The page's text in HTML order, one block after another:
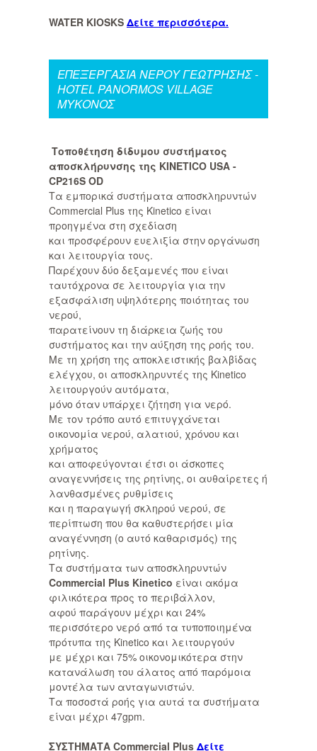
WATER KIOSKS Δείτε περισσότερα.
ΕΠΕΞΕΡΓΑΣΙΑ ΝΕΡΟΥ ΓΕΩΤΡΗΣΗΣ -
HOTEL PANORMOS VILLAGE
ΜΥΚΟΝΟΣ
Τοποθέτηση δίδυμου συστήματος
αποσκλήρυνσης της ΚINETICO USA -
CP216S OD
Τα εμπορικά συστήματα αποσκληρυντών
Commercial Plus της Kinetico είναι
προηγμένα στη σχεδίαση
και προσφέρουν ευελιξία στην οργάνωση
και λειτουργία τους.
Παρέχουν δύο δεξαμενές που είναι
ταυτόχρονα σε λειτουργία για την
εξασφάλιση υψηλότερης ποιότητας του
νερού,
παρατείνουν τη διάρκεια ζωής του
συστήματος και την αύξηση της ροής του.
Με τη χρήση της αποκλειστικής βαλβίδας
ελέγχου, οι αποσκληρυντές της Kinetico
λειτουργούν αυτόματα,
μόνο όταν υπάρχει ζήτηση για νερό.
Με τον τρόπο αυτό επιτυγχάνεται
οικονομία νερού, αλατιού, χρόνου και
χρήματος
και αποφεύγονται έτσι οι άσκοπες
αναγεννήσεις της ρητίνης, οι αυθαίρετες ή
λανθασμένες ρυθμίσεις
και η παραγωγή σκληρού νερού, σε
περίπτωση που θα καθυστερήσει μία
αναγέννηση (ο αυτό καθαρισμός) της
ρητίνης.
Τα συστήματα των αποσκληρυντών
Commercial Plus Kinetico είναι ακόμα
φιλικότερα προς το περιβάλλον,
αφού παράγουν μέχρι και 24%
περισσότερο νερό από τα τυποποιημένα
πρότυπα της Kinetico και λειτουργούν
με μέχρι και 75% οικονομικότερα στην
κατανάλωση του άλατος από παρόμοια
μοντέλα των ανταγωνιστών.
Τα ποσοστά ροής για αυτά τα συστήματα
είναι μέχρι 47gpm.
ΣΥΣΤΗΜΑΤΑ Commercial Plus Δείτε